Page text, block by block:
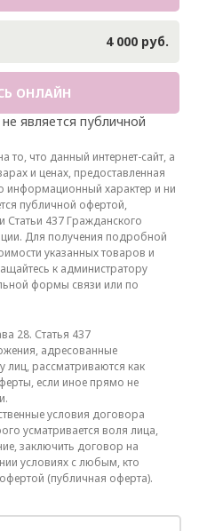
4 000 руб.
ОНЛАЙН
является публичной
что данный интернет-сайт, а
и ценах, предоставленная
информационный характер и ни
публичной офертой,
437 Гражданского
Для получения подробной
указанных товаров и
к администратору
формы связи или по
28. Статья 437
адресованные
лиц, рассматриваются как
если иное прямо не
условия договора
усматривается воля лица,
заключить договор на
условиях с любым, кто
(публичная оферта).